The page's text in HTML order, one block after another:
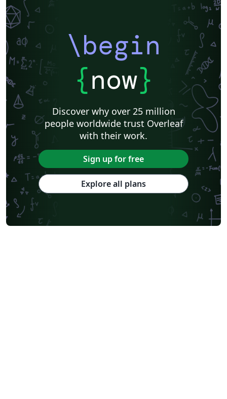
\begin
{now}
Discover why over 25 million
people worldwide trust Overleaf
with their work.
Sign up for free
Explore all plans